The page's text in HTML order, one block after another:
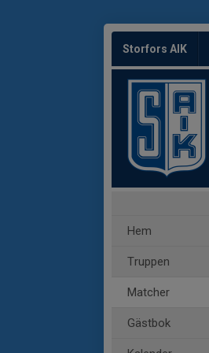
Storfors AIK
Hem
Truppen
Matcher
Gästbok